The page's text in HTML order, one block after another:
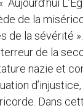
Aujourd’hui
de la
de la sévérité
de la
nazie et
Dans